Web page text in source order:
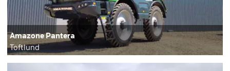
Amazone Pantera
Toftlund